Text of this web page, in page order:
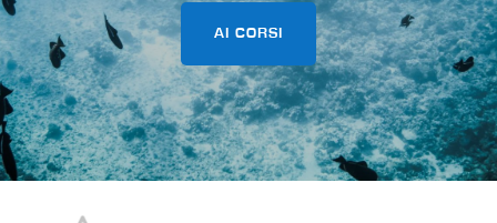
AI CORSI